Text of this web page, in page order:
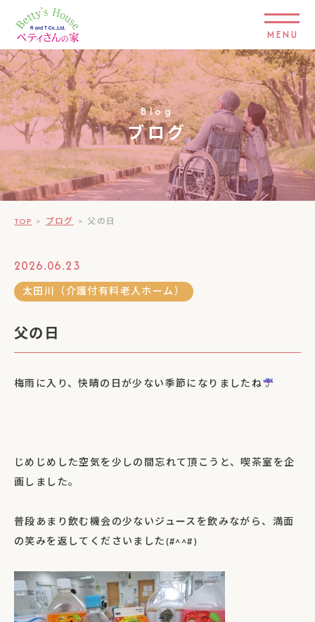
MENU
Blog
ブログ
TOP > ブログ > 父の日
2026.06.23
太田川（介護付有料老人ホーム）
父の日
梅雨に入り、快晴の日が少ない季節になりましたね
じめじめした空気を少しの間忘れて頂こうと、喫茶室を企
画しました。
普段あまり飲む機会の少ないジュースを飲みながら、満面
の笑みを返してくださいました(#^^#)